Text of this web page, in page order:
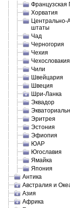
Французская
Хорватия
Центрально-
штаты
Чад
Черногория
Чехия
Чехословакия
Чили
Швейцария
Швеция
Шри-Ланка
Эквадор
Эритрея
Эстония
Эфиопия
ЮАР
Югославия
Ямайка
Япония
Антика
Австралия и
Азия
Африка